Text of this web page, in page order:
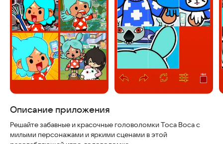
Описание приложения
Решайте забавные и красочные головоломки Toca Boca с
милыми персонажами и яркими сценами в этой